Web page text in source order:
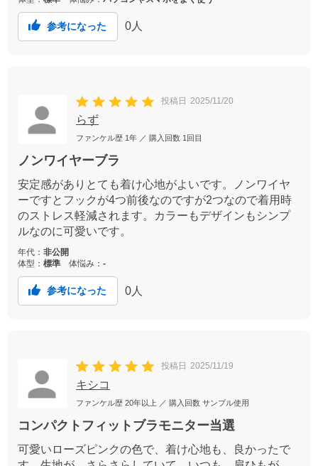
参考になった 0 人
投稿日 2025/11/20
らず
ファンケル歴 1年 ／ 購入回数 1回目
ノンワイヤーブラ
安定感がありとても着け心地がよいです。ノンワイヤ
ーですとフックが4つ前後なのですが2つなので着用時
のストレス軽減されます。カラーもデザインもシンプ
ルなのに可愛いです。
年代： 非公開
体型： 標準 体悩み： -
参考になった 0 人
投稿日 2025/11/19
キシコ
ファンケル歴 20年以上 ／ 購入回数 サンプル使用
コンパクトフィットブラモニター当選
可愛いローズピンクの色で、着け心地も、良かったで